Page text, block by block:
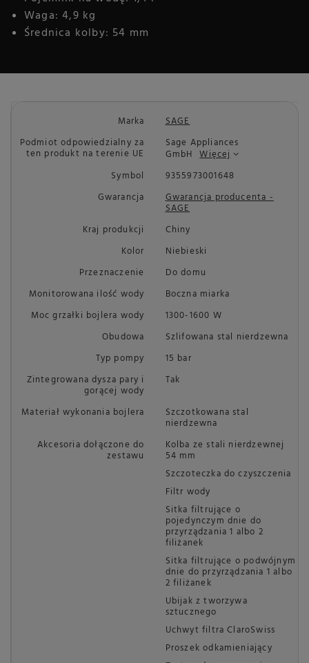
Waga: 4,9 kg
Średnica kolby: 54 mm
Marka
SAGE
Podmiot odpowiedzialny za
ten produkt na terenie UE
Sage Appliances
GmbH Więcej
Symbol
9355973001648
Gwarancja
Gwarancja producenta -
SAGE
Kraj produkcji
Chiny
Kolor
Niebieski
Przeznaczenie
Do domu
Monitorowana ilość wody
Boczna miarka
Moc grzałki bojlera wody
1300-1600 W
Obudowa
Szlifowana stal nierdzewna
Typ pompy
15 bar
Zintegrowana dysza pary i
gorącej wody
Tak
Materiał wykonania bojlera Szczotkowana stal
nierdzewna
Akcesoria dołączone do
zestawu
Kolba ze stali nierdzewnej
54 mm
Szczoteczka do czyszczenia
Filtr wody
Sitka filtrujące o
pojedynczym dnie do
przyrządzania 1 albo 2
filiżanek
Sitka filtrujące o podwójnym
dnie do przyrządzania 1 albo
2 filiżanek
Ubijak z tworzywa
sztucznego
Uchwyt filtra ClaroSwiss
Proszek odkamieniający